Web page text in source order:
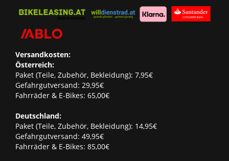
Versandkosten:
Österreich:
Paket (Teile, Zubehör, Bekleidung): 7,95€
Gefahrgutversand: 29,95€
Fahrräder & E-Bikes: 65,00€
Deutschland:
Paket (Teile, Zubehör, Bekleidung): 14,95€
Gefahrgutversand: 49,95€
Fahrräder & E-Bikes: 85,00€